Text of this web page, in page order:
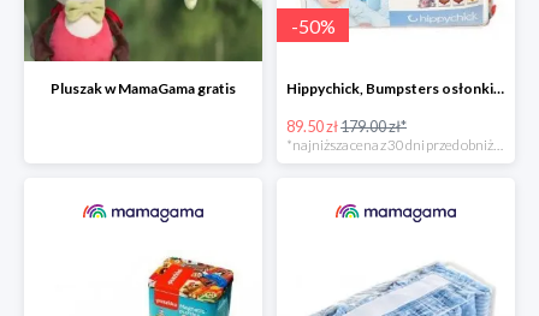
Pluszak w MamaGama gratis
-50%
Hippychick, Bumpsters osłonki na szczebelki -50%
89.50 zł179.00 zł*